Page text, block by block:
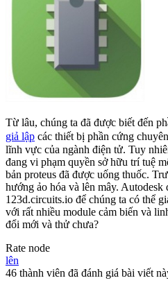
Từ lâu, chúng ta đã được biết đến
giả lập các thiết bị phần cứng
lĩnh vực của ngành điện tử. Tuy
đang vi phạm quyền sở hữu trí tuệ
bản proteus đã được uống thuốc.
hướng ảo hóa và lên mây.
123d.circuits.io để chúng ta có thể
với rất nhiều module cảm biến và
đổi mới và thử chưa?
Rate node
lên
46 thành viên đã đánh giá bài viết